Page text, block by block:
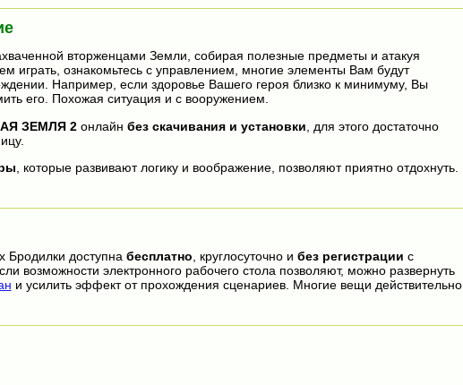
вторженцами Земли, собирая полезные предметы и атакуя
играть, ознакомьтесь с управлением, многие элементы Вам будут
Например, если здоровье Вашего героя близко к минимуму, Вы
его. Похожая ситуация и с вооружением.
ЗЕМЛЯ 2онлайн без скачивания и установки , для этого достаточно
, которые развивают логику и воображение, позволяют приятно отдохнуть.
Бродилки доступна бесплатно , круглосуточно и без регистрации с
возможности электронного рабочего стола позволяют, можно развернуть
и усилить эффект от прохождения сценариев. Многие вещи действительно